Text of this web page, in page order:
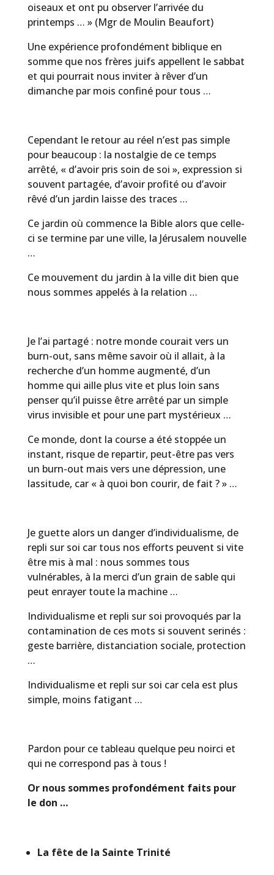
oiseaux et ont pu observer l’arrivée du
printemps … » (Mgr de Moulin Beaufort)
Une expérience profondément biblique en
somme que nos frères juifs appellent le sabbat
et qui pourrait nous inviter à rêver d’un
dimanche par mois confiné pour tous …
Cependant le retour au réel n’est pas simple
pour beaucoup : la nostalgie de ce temps
arrêté, « d’avoir pris soin de soi », expression si
souvent partagée, d’avoir profité ou d’avoir
rêvé d’un jardin laisse des traces …
Ce jardin où commence la Bible alors que celle-
ci se termine par une ville, la Jérusalem nouvelle
…
Ce mouvement du jardin à la ville dit bien que
nous sommes appelés à la relation …
Je l’ai partagé : notre monde courait vers un
burn-out, sans même savoir où il allait, à la
recherche d’un homme augmenté, d’un
homme qui aille plus vite et plus loin sans
penser qu’il puisse être arrêté par un simple
virus invisible et pour une part mystérieux …
Ce monde, dont la course a été stoppée un
instant, risque de repartir, peut-être pas vers
un burn-out mais vers une dépression, une
lassitude, car « à quoi bon courir, de fait ? » …
Je guette alors un danger d’individualisme, de
repli sur soi car tous nos efforts peuvent si vite
être mis à mal : nous sommes tous
vulnérables, à la merci d’un grain de sable qui
peut enrayer toute la machine …
Individualisme et repli sur soi provoqués par la
contamination de ces mots si souvent serinés :
geste barrière, distanciation sociale, protection
…
Individualisme et repli sur soi car cela est plus
simple, moins fatigant …
Pardon pour ce tableau quelque peu noirci et
qui ne correspond pas à tous !
Or nous sommes profondément faits pour
le don …
La fête de la Sainte Trinité